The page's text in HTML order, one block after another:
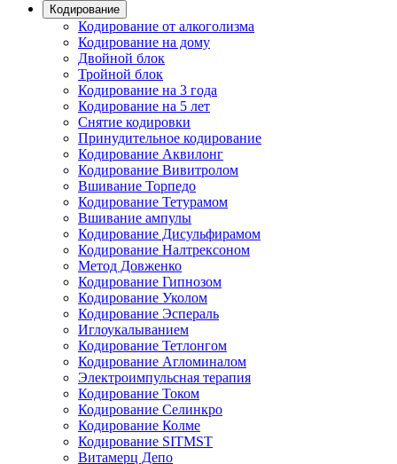
Кодирование
Кодирование от алкоголизма
Кодирование на дому
Двойной блок
Тройной блок
Кодирование на 3 года
Кодирование на 5 лет
Снятие кодировки
Принудительное кодирование
Кодирование Аквилонг
Кодирование Вивитролом
Вшивание Торпедо
Кодирование Тетурамом
Вшивание ампулы
Кодирование Дисульфирамом
Кодирование Налтрексоном
Метод Довженко
Кодирование Гипнозом
Кодирование Уколом
Кодирование Эспераль
Иглоукалыванием
Кодирование Тетлонгом
Кодирование Агломиналом
Электроимпульсная терапия
Кодирование Током
Кодирование Селинкро
Кодирование Колме
Кодирование SITMST
Витамерц Депо